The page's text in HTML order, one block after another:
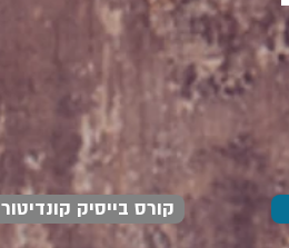
קורס בייסיק קונדיטור